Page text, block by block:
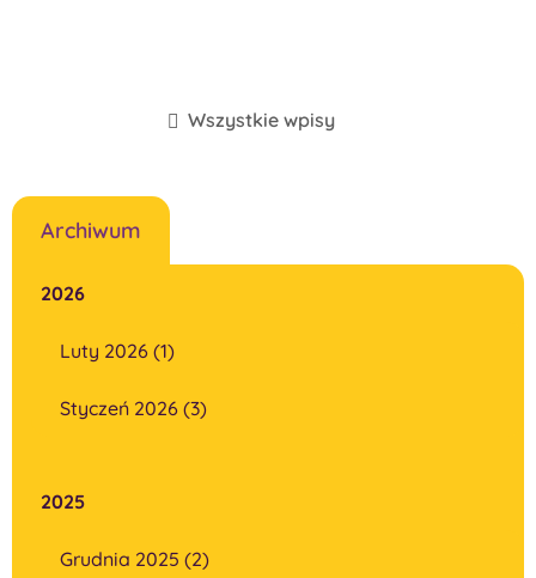
Wszystkie wpisy
Archiwum
2026
Luty 2026 (1)
Styczeń 2026 (3)
2025
Grudnia 2025 (2)